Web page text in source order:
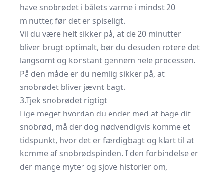
have snobrødet i bålets varme i mindst 20
minutter, før det er spiseligt.
Vil du være helt sikker på, at de 20 minutter
bliver brugt optimalt, bør du desuden rotere det
langsomt og konstant gennem hele processen.
På den måde er du nemlig sikker på, at
snobrødet bliver jævnt bagt.
3.Tjek snobrødet rigtigt
Lige meget hvordan du ender med at bage dit
snobrød, må der dog nødvendigvis komme et
tidspunkt, hvor det er færdigbagt og klart til at
komme af snobrødspinden. I den forbindelse er
der mange myter og sjove historier om,